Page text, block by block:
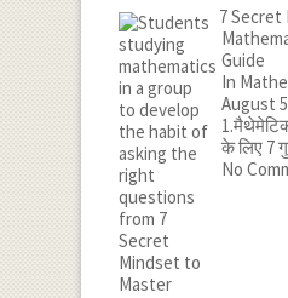
7
Guide
In
August
के लिए 7
No